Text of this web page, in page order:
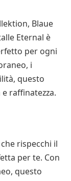
Blaue
Eternal è
per ogni
i
questo
raffinatezza.
rispecchi il
per te. Con
questo